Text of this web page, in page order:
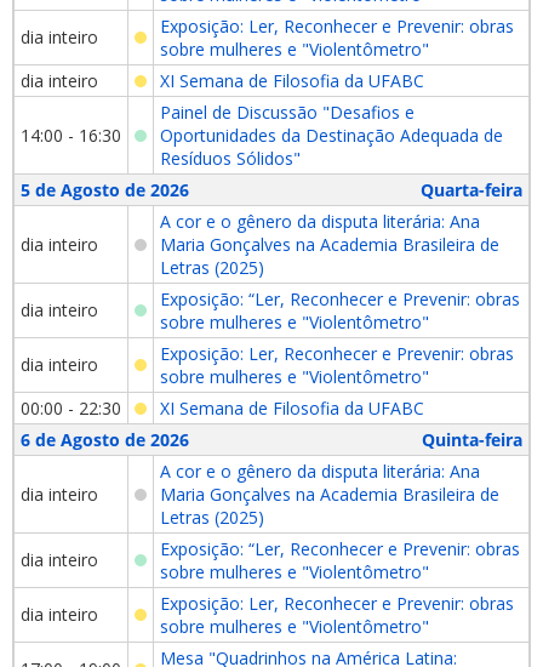
dia inteiro
Exposição: Ler, Reconhecer e Prevenir: obras
sobre mulheres e "Violentômetro"
dia inteiro
XI Semana de Filosofia da UFABC
14:00 - 16:30
Painel de Discussão "Desafios e
Oportunidades da Destinação Adequada de
Resíduos Sólidos"
5 de Agosto de 2026
Quarta-feira
dia inteiro
A cor e o gênero da disputa literária: Ana
Maria Gonçalves na Academia Brasileira de
Letras (2025)
dia inteiro
Exposição: “Ler, Reconhecer e Prevenir: obras
sobre mulheres e "Violentômetro"
dia inteiro
Exposição: Ler, Reconhecer e Prevenir: obras
sobre mulheres e "Violentômetro"
00:00 - 22:30
XI Semana de Filosofia da UFABC
6 de Agosto de 2026
Quinta-feira
dia inteiro
A cor e o gênero da disputa literária: Ana
Maria Gonçalves na Academia Brasileira de
Letras (2025)
dia inteiro
Exposição: “Ler, Reconhecer e Prevenir: obras
sobre mulheres e "Violentômetro"
dia inteiro
Exposição: Ler, Reconhecer e Prevenir: obras
sobre mulheres e "Violentômetro"
Mesa "Quadrinhos na América Latina: